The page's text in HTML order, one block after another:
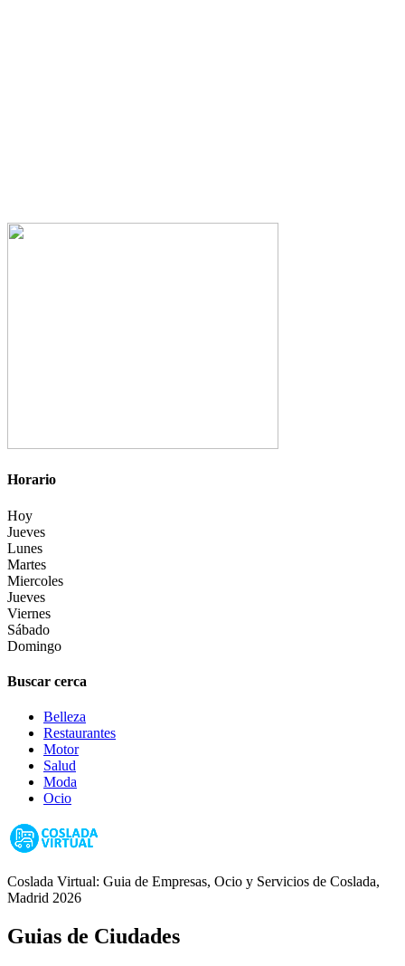
Horario
Hoy
Jueves
Lunes
Martes
Miercoles
Jueves
Viernes
Sábado
Domingo
Buscar cerca
Belleza
Restaurantes
Motor
Salud
Moda
Ocio
Coslada Virtual: Guia de Empresas, Ocio y Servicios de Coslada,
Madrid 2026
Guias de Ciudades